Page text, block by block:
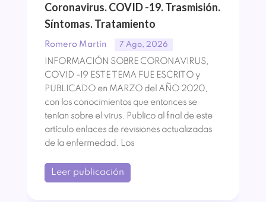
Coronavirus. COVID -19. Trasmisión.
Síntomas. Tratamiento
Romero Martín 7 Ago, 2026
INFORMACIÓN SOBRE CORONAVIRUS,
COVID -19 ESTE TEMA FUE ESCRITO y
PUBLICADO en MARZO del AÑO 2020,
con los conocimientos que entonces se
tenían sobre el virus. Publico al final de este
artículo enlaces de revisiones actualizadas
de la enfermedad. Los
Leer publicación